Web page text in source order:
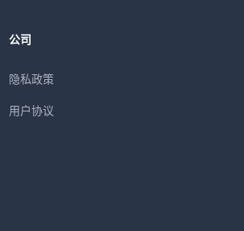
公司
隐私政策
用户协议